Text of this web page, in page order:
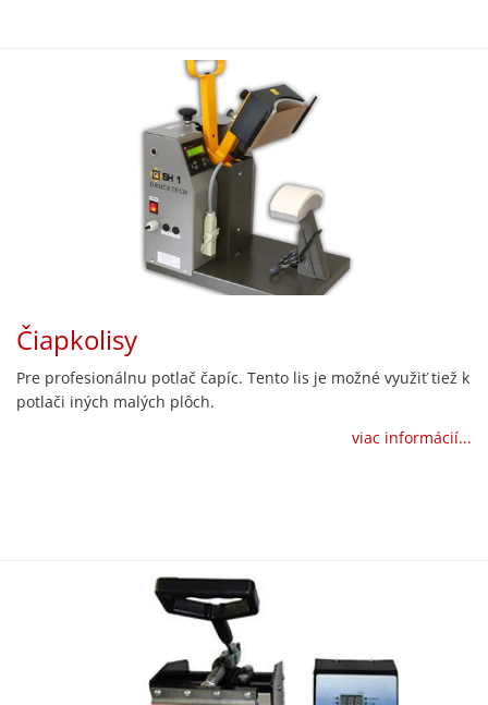
Čiapkolisy
Pre profesionálnu potlač čapíc. Tento lis je možné využiť tiež k
potlači iných malých plôch.
viac informácií...